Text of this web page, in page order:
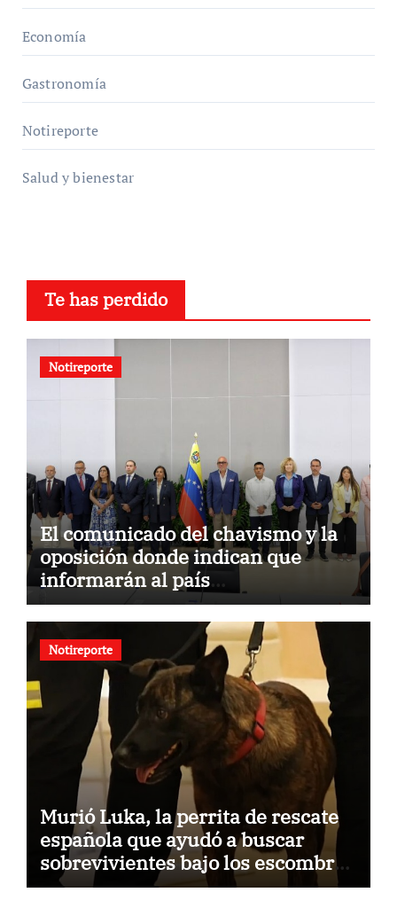
Economía
Gastronomía
Notireporte
Salud y bienestar
Te has perdido
Notireporte
El comunicado del chavismo y la
oposición donde indican que
informarán al país
oportunamente sobre los avances
alcanzado
Notireporte
Murió Luka, la perrita de rescate
española que ayudó a buscar
sobrevivientes bajo los escombros
tras los terremotos